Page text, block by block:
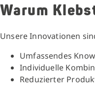
Warum
Unsere Innovationen
Umfassendes
Individuelle
Reduzierter